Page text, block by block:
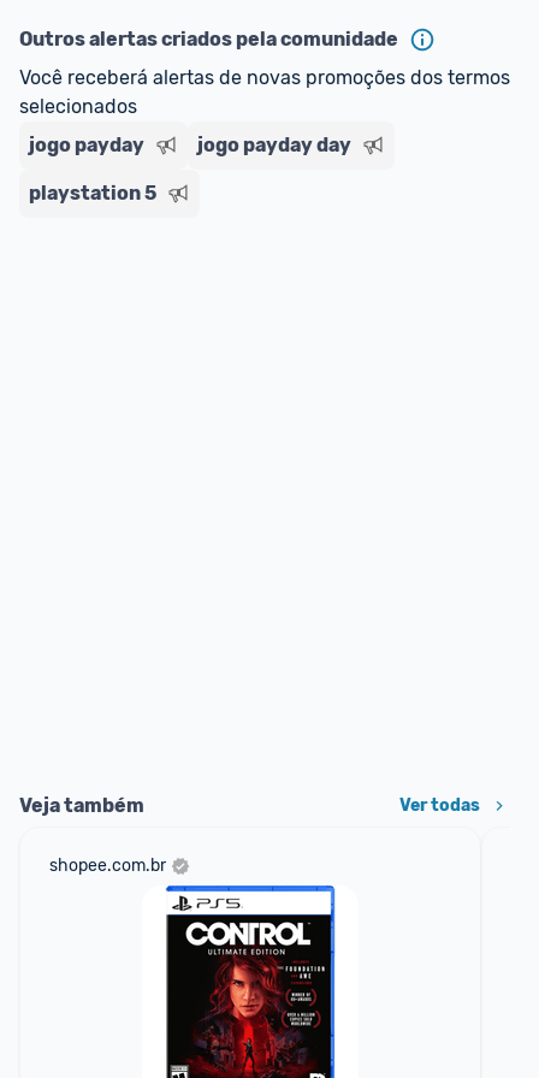
ou MercadoLíder Platinum.
E lembre-se: você sempre pode contar ajuda da
comunidade para tirar dúvidas ou acionar os
nossos Admins marcando @admin em um
Outros alertas criados pela comunidade
Você receberá alertas de novas promoções dos termos
selecionados
jogo payday
jogo payday day
playstation 5
Veja também Ver todas
shopee.com.br